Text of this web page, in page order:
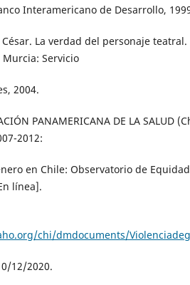
Interamericano de Desarrollo,
César. La verdad del personaje
Servicio
2004.
PANAMERICANA DE LA SALUD
2012:
en Chile: Observatorio de
línea].
chi/dmdocuments/
12/2020.